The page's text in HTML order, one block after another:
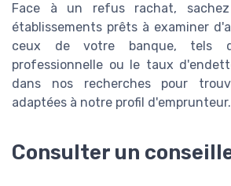
Face à un refus rachat,
établissements prêts à examiner
ceux de votre banque, tels
professionnelle ou le taux
dans nos recherches pour
adaptées à notre profil d'emprunteur.
Consulter un